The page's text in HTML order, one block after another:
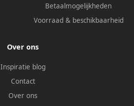
Betaalmogelijkheden
Voorraad & beschikbaarheid
Over ons
Inspiratie blog
Contact
Over ons